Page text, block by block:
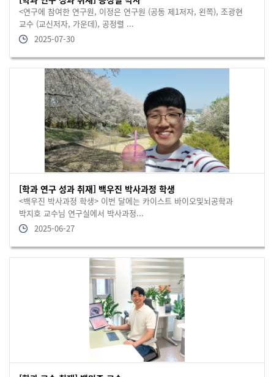
<연구에 참여한 연구원, 이정은 연구원 (공동 제1저자, 왼쪽), 조광현
교수 (교신저자, 가운데), 공정렬 ...
2025-07-30
[학과 연구 성과 취재] 백우진 박사과정 학생
<백우진 박사과정 학생> 이번 달에는 카이스트 바이오및뇌공학과
박지호 교수님 연구실에서 박사과정...
2025-06-27